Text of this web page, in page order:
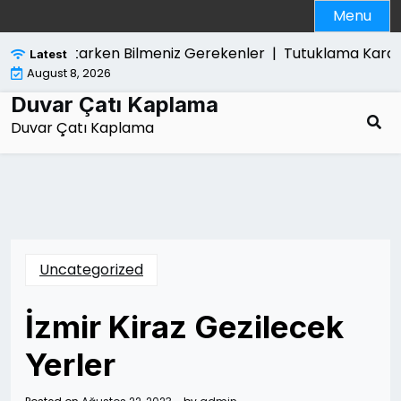
to
content
Menu
Latest
Satarken Bilmeniz Gerekenler |Tutuklama Karari
August 8, 2026
Duvar Çatı Kaplama
Duvar Çatı Kaplama
Uncategorized
İzmir Kiraz Gezilecek
Yerler